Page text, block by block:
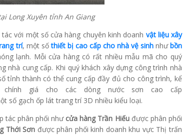
Long Xuyên tỉnh An Giang
với một số cửa hàng chuyên kinh doanh vật liệu xây
trí, một sốthiết bị cao cấp cho nhà vệ sinhnhư bồn
lạnh. Mỗi cửa hàng có rất nhiều mẫu mã cho quý
cung cấp. Khi quý khách xây dựng công trình nhà
tỉnh thành có thể cung cấp đầy đủ cho công trình, kể
giá cho các dòng nước sơn cao cấp
số gạch ốp lát trang trí 3D nhiều kiểu loại.
tác phân phối như cửa hàng Trần Hiếuđược phân phối
Thới Sơn được phân phối kinh doanh khu vực Thị trấn